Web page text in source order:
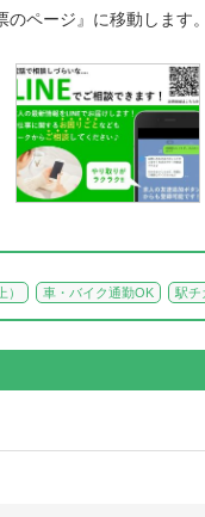
ページ』に移動します。
車・バイク通勤OK 駅チ